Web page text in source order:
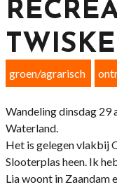
groen/agrarisch
Wandeling dinsdag 29
Waterland.
Het is gelegen vlakbij
Slooterplas heen. Ik
Lia woont in Zaandam